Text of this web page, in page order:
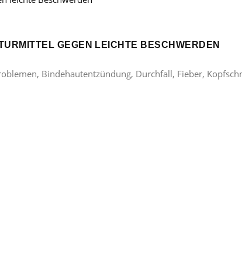
GEGEN LEICHTE BESCHWERDEN
Bindehautentzündung, Durchfall, Fieber,